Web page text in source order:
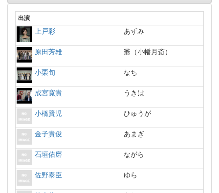
出演
上戸彩 あずみ
原田芳雄 爺（小幡月斎）
小栗旬 なち
成宮寛貴 うきは
小橋賢児 ひゅうが
金子貴俊 あまぎ
石垣佑磨 ながら
佐野泰臣 ゆら